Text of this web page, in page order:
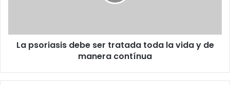
y
La psoriasis debe ser tratada toda la vida y de
manera contínua